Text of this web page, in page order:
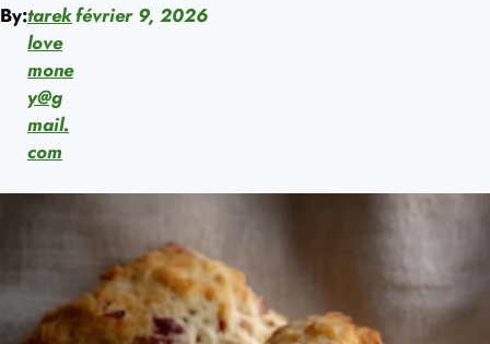
By:tarek
love
mone
y@g
mail.
com
février 9, 2026